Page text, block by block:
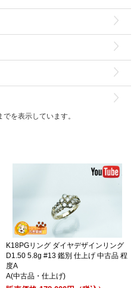
でを表示しています。
K18PGリング ダイヤデザインリング
D1.50 5.8g #13 鑑別 仕上げ 中古品 程
度A
A(中古品・仕上げ)